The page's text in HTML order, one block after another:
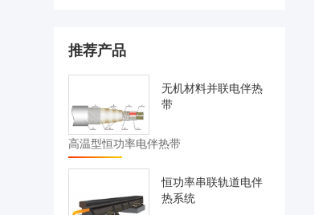
推荐产品
无机材料并联电伴热
带
高温型恒功率电伴热带
恒功率串联轨道电伴
热系统